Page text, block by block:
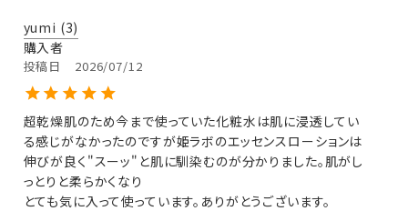
yumi
3
購入者
投稿日 2026/07/12
超乾燥肌のため今まで使っていた化粧水は肌に浸透してい
る感じがなかったのですが姫ラボのエッセンスローションは
伸びが良く"スーッ"と肌に馴染むのが分かりました。肌がし
っとりと柔らかくなり
とても気に入って使っています。ありがとうございます。